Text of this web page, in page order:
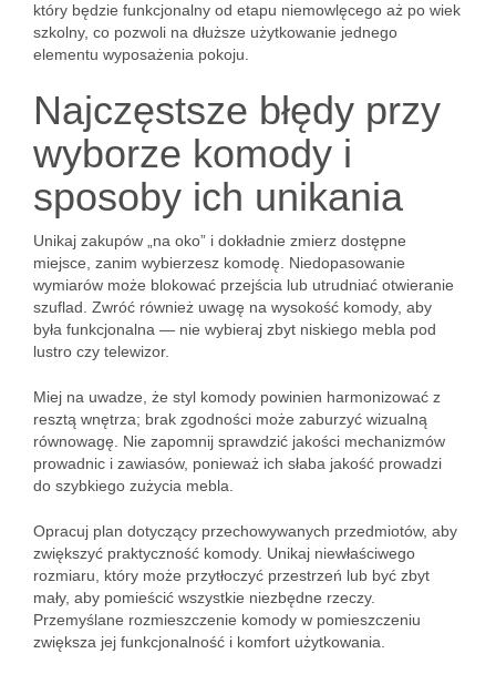
który będzie funkcjonalny od etapu niemowlęcego aż po wiek
szkolny, co pozwoli na dłuższe użytkowanie jednego
elementu wyposażenia pokoju.
Najczęstsze błędy przy
wyborze komody i
sposoby ich unikania
Unikaj zakupów „na oko” i dokładnie zmierz dostępne
miejsce, zanim wybierzesz komodę. Niedopasowanie
wymiarów może blokować przejścia lub utrudniać otwieranie
szuflad. Zwróć również uwagę na wysokość komody, aby
była funkcjonalna — nie wybieraj zbyt niskiego mebla pod
lustro czy telewizor.
Miej na uwadze, że styl komody powinien harmonizować z
resztą wnętrza; brak zgodności może zaburzyć wizualną
równowagę. Nie zapomnij sprawdzić jakości mechanizmów
prowadnic i zawiasów, ponieważ ich słaba jakość prowadzi
do szybkiego zużycia mebla.
Opracuj plan dotyczący przechowywanych przedmiotów, aby
zwiększyć praktyczność komody. Unikaj niewłaściwego
rozmiaru, który może przytłoczyć przestrzeń lub być zbyt
mały, aby pomieścić wszystkie niezbędne rzeczy.
Przemyślane rozmieszczenie komody w pomieszczeniu
zwiększa jej funkcjonalność i komfort użytkowania.